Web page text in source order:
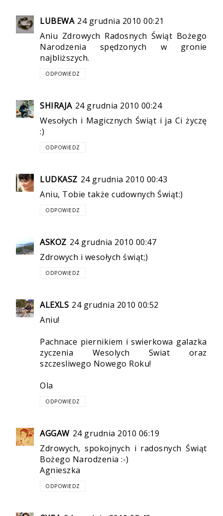
LUBEWA 24 grudnia 2010 00:21
Aniu Zdrowych Radosnych Świąt Bożego
Narodzenia spędzonych w gronie
najbliższych.
ODPOWIEDZ
SHIRAJA 24 grudnia 2010 00:24
Wesołych i Magicznych Świąt i ja Ci życzę
:)
ODPOWIEDZ
LUDKASZ 24 grudnia 2010 00:43
Aniu, Tobie także cudownych Świąt:)
ODPOWIEDZ
ASKOZ 24 grudnia 2010 00:47
Zdrowych i wesołych świąt;)
ODPOWIEDZ
ALEXLS 24 grudnia 2010 00:52
Aniu!
Pachnace piernikiem i swierkowa galazka
zyczenia Wesolych Swiat oraz
szczesliwego Nowego Roku!
Ola
ODPOWIEDZ
AGGAW 24 grudnia 2010 06:19
Zdrowych, spokojnych i radosnych Świąt
Bożego Narodzenia :-)
Agnieszka
ODPOWIEDZ